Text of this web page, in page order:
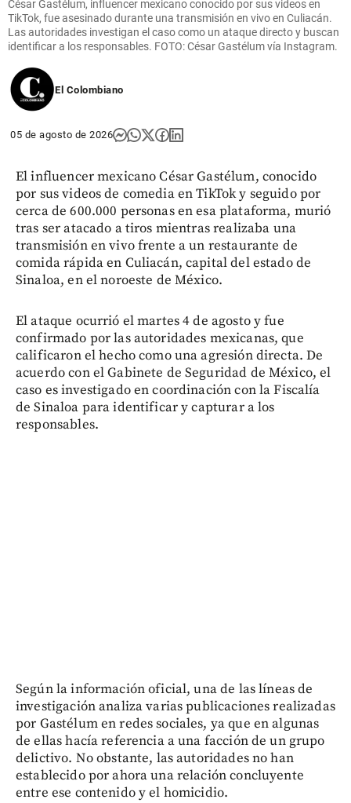
César Gastélum, influencer mexicano conocido por sus videos en
TikTok, fue asesinado durante una transmisión en vivo en Culiacán.
Las autoridades investigan el caso como un ataque directo y buscan
identificar a los responsables. FOTO: César Gastélum vía Instagram.
El Colombiano
05 de agosto de 2026
El influencer mexicano César Gastélum, conocido
por sus videos de comedia en TikTok y seguido por
cerca de 600.000 personas en esa plataforma, murió
tras ser atacado a tiros mientras realizaba una
transmisión en vivo frente a un restaurante de
comida rápida en Culiacán, capital del estado de
Sinaloa, en el noroeste de México.
El ataque ocurrió el martes 4 de agosto y fue
confirmado por las autoridades mexicanas, que
calificaron el hecho como una agresión directa. De
acuerdo con el Gabinete de Seguridad de México, el
caso es investigado en coordinación con la Fiscalía
de Sinaloa para identificar y capturar a los
responsables.
Según la información oficial, una de las líneas de
investigación analiza varias publicaciones realizadas
por Gastélum en redes sociales, ya que en algunas
de ellas hacía referencia a una facción de un grupo
delictivo. No obstante, las autoridades no han
establecido por ahora una relación concluyente
entre ese contenido y el homicidio.